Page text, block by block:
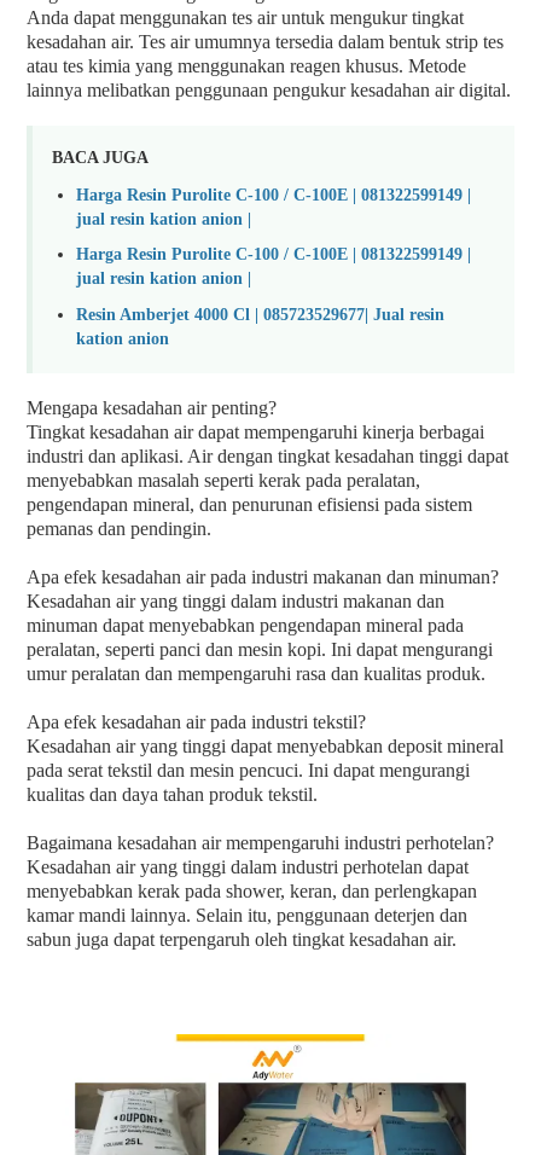
Anda dapat menggunakan tes air untuk mengukur tingkat
kesadahan air. Tes air umumnya tersedia dalam bentuk strip tes
atau tes kimia yang menggunakan reagen khusus. Metode
lainnya melibatkan penggunaan pengukur kesadahan air digital.
BACA JUGA
Harga Resin Purolite C-100 / C-100E | 081322599149 |
jual resin kation anion |
Harga Resin Purolite C-100 / C-100E | 081322599149 |
jual resin kation anion |
Resin Amberjet 4000 Cl | 085723529677| Jual resin
kation anion
Mengapa kesadahan air penting?
Tingkat kesadahan air dapat mempengaruhi kinerja berbagai
industri dan aplikasi. Air dengan tingkat kesadahan tinggi dapat
menyebabkan masalah seperti kerak pada peralatan,
pengendapan mineral, dan penurunan efisiensi pada sistem
pemanas dan pendingin.
Apa efek kesadahan air pada industri makanan dan minuman?
Kesadahan air yang tinggi dalam industri makanan dan
minuman dapat menyebabkan pengendapan mineral pada
peralatan, seperti panci dan mesin kopi. Ini dapat mengurangi
umur peralatan dan mempengaruhi rasa dan kualitas produk.
Apa efek kesadahan air pada industri tekstil?
Kesadahan air yang tinggi dapat menyebabkan deposit mineral
pada serat tekstil dan mesin pencuci. Ini dapat mengurangi
kualitas dan daya tahan produk tekstil.
Bagaimana kesadahan air mempengaruhi industri perhotelan?
Kesadahan air yang tinggi dalam industri perhotelan dapat
menyebabkan kerak pada shower, keran, dan perlengkapan
kamar mandi lainnya. Selain itu, penggunaan deterjen dan
sabun juga dapat terpengaruh oleh tingkat kesadahan air.